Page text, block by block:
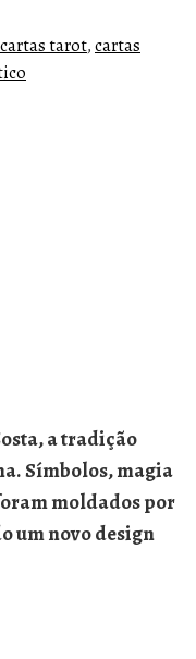
tarot,cartas
a tradição
Símbolos, magia
moldados por
um novo design